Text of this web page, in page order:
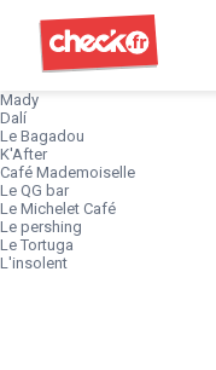
Mady
Dalí
Le Bagadou
K'After
Café Mademoiselle
Le QG bar
Le Michelet Café
Le pershing
Le Tortuga
L'insolent